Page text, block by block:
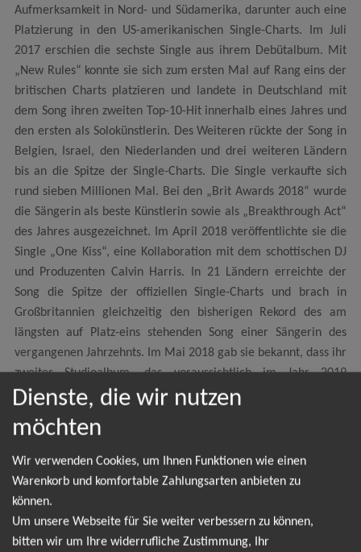
Aufmerksamkeit in Nord- und Südamerika, darunter auch eine
Platzierung in den US-amerikanischen Single-Charts. Im Juli
2017 erschien die sechste Single aus ihrem Debütalbum. Mit
„New Rules“ konnte sie sich zum ersten Mal auf Rang eins der
britischen Charts platzieren und landete in Deutschland mit
dem Song ihren zweiten Top-10-Hit innerhalb eines Jahres und
den ersten als Solokünstlerin. Des Weiteren rückte der Song in
Belgien, Israel, den Niederlanden und drei weiteren Ländern
bis an die Spitze der Single-Charts. Die Single verkaufte sich
rund sieben Millionen Mal. Bei den „Brit Awards 2018“ wurde
die Sängerin als beste Künstlerin sowie als „Breakthrough Act“
des Jahres ausgezeichnet. Im April 2018 veröffentlichte sie die
Single „One Kiss“, eine Kollaboration mit dem schottischen DJ
und Produzenten Calvin Harris. In 21 Ländern erreichte der
Song die Spitze der offiziellen Single-Charts und brach in
Großbritannien gleichzeitig den bisherigen Rekord des am
längsten auf Platz-eins stehenden Song einer Sängerin des
vergangenen Jahrzehnts. Im Mai 2018 gab sie bekannt, dass ihr
zweites Studioalbum, das voraussichtlich im Jahr 2019
veröffentlicht wird, stark von Acts wie Prince und OutKast
der als erste Single des neuen Projekts Silk City zwischen Pentz
und Ronson im September 2018 veröffentlicht wurde. Im
November 2018 erhielt sie einen Bambi in der Kategorie
„Musik International“. Anfang 2019 wurde sie als „bester
neuer Künstler“ mit einem Grammy Award ausgezeichnet.
2020 geht sie auf Tour und kommt für vier Konzerte nach
Dienste, die wir nutzen
möchten
Wir verwenden Cookies, um Ihnen Funktionen wie einen
Warenkorb und komfortable Zahlungsarten anbieten zu
können.
Um unsere Webseite für Sie weiter verbessern zu können,
bitten wir um Ihre widerrufliche Zustimmung, Ihr